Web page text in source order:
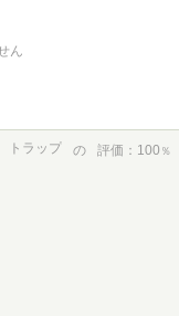
ん
トラップ の 評価 100 ％